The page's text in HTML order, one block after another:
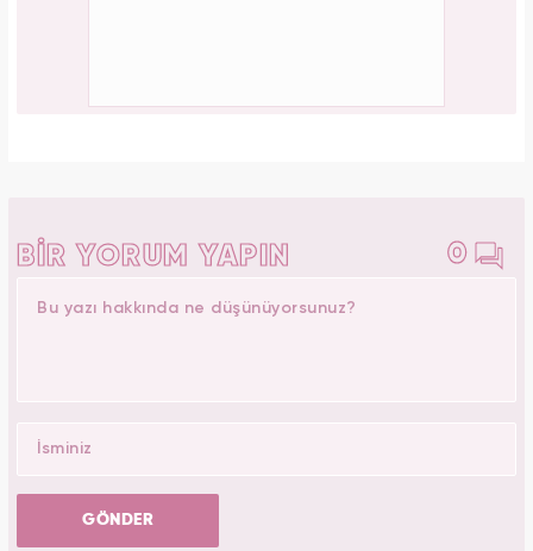
BİR YORUM YAPIN 0
GÖNDER